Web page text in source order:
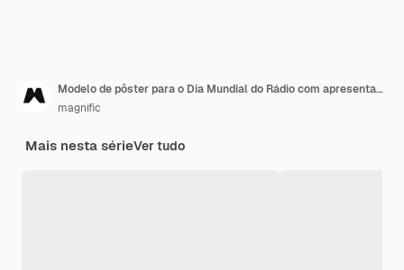
Modelo de pôster para o Dia Mundial do Rádio com apresentadora feminina
magnific
Mais nesta sérieVer tudo